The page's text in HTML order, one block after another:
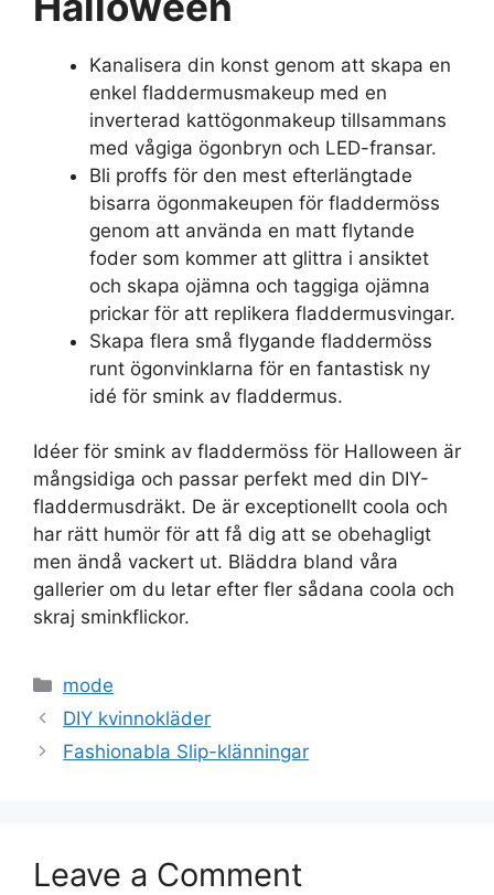
Kanalisera din konst genom att skapa en
enkel fladdermusmakeup med en
inverterad kattögonmakeup tillsammans
med vågiga ögonbryn och LED-fransar.
Bli proffs för den mest efterlängtade
bisarra ögonmakeupen för fladdermöss
genom att använda en matt flytande
foder som kommer att glittra i ansiktet
och skapa ojämna och taggiga ojämna
prickar för att replikera fladdermusvingar.
Skapa flera små flygande fladdermöss
runt ögonvinklarna för en fantastisk ny
idé för smink av fladdermus.
Idéer för smink av fladdermöss för Halloween är
mångsidiga och passar perfekt med din DIY-
fladdermusdräkt. De är exceptionellt coola och
har rätt humör för att få dig att se obehagligt
men ändå vackert ut. Bläddra bland våra
gallerier om du letar efter fler sådana coola och
skraj sminkflickor.
Categories
mode
DIY kvinnokläder
Fashionabla Slip-klänningar
Leave a Comment